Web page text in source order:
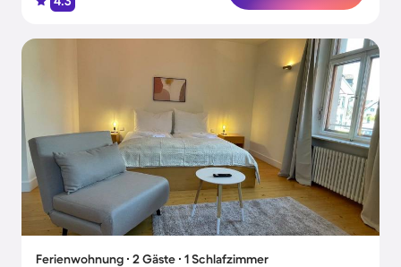
Ferienwohnung ∙ 2 Gäste ∙ 1 Schlafzimmer